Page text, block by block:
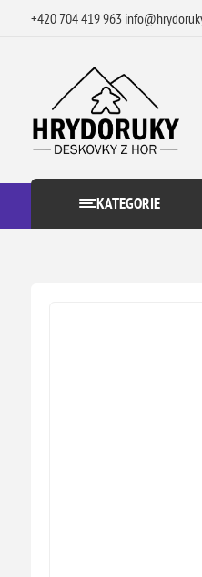
+420 704 419 963
KATEGORIE